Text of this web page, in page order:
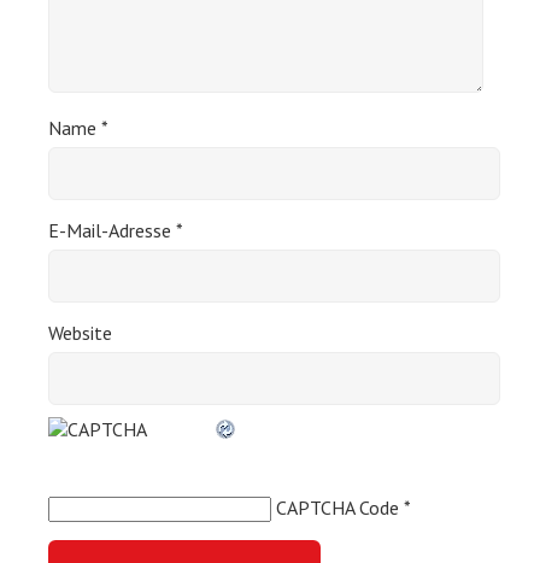
Name *
E-Mail-Adresse *
Website
CAPTCHA Code *